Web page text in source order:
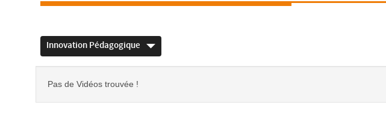
Innovation Pédagogique
Pas de Vidéos trouvée !